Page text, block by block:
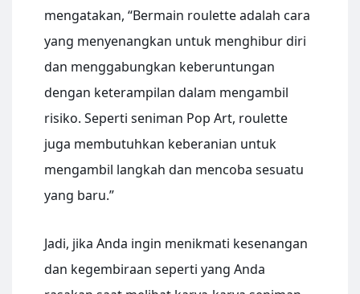
mengatakan, “Bermain roulette adalah cara
yang menyenangkan untuk menghibur diri
dan menggabungkan keberuntungan
dengan keterampilan dalam mengambil
risiko. Seperti seniman Pop Art, roulette
juga membutuhkan keberanian untuk
mengambil langkah dan mencoba sesuatu
yang baru.”
Jadi, jika Anda ingin menikmati kesenangan
dan kegembiraan seperti yang Anda